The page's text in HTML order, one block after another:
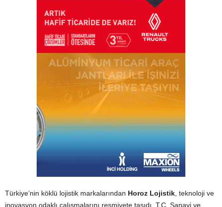
Türkiye’nin köklü lojistik markalarından Horoz Lojistik , teknoloji ve
inovasyon odaklı çalışmalarını resmiyete taşıdı. T.C. Sanayi ve